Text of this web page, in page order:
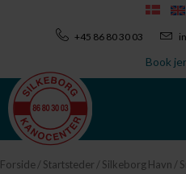
+45 86 80 30 03
Book
Forside/ Startsteder / Silkeborg Havn /